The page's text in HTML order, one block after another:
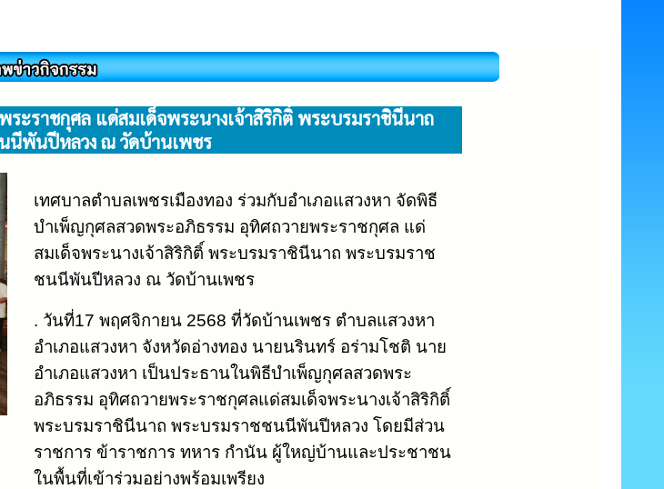
ะราชกุศล แด่สมเด็จพระนางเจ้าสิริกิติ์ พระบรมราชินีนาถ
นีพันปีหลวง ณ วัดบ้านเพชร
เทศบาลตำบลเพชรเมืองทอง ร่วมกับอำเภอแสวงหา จัดพิธี
บำเพ็ญกุศลสวดพระอภิธรรม อุทิศถวายพระราชกุศล แด่
สมเด็จพระนางเจ้าสิริกิติ์ พระบรมราชินีนาถ พระบรมราช
ชนนีพันปีหลวง ณ วัดบ้านเพชร
. วันที่17 พฤศจิกายน 2568 ที่วัดบ้านเพชร ตำบลแสวงหา
อำเภอแสวงหา จังหวัดอ่างทอง นายนรินทร์ อร่ามโชติ นาย
อำเภอแสวงหา เป็นประธานในพิธีบำเพ็ญกุศลสวดพระ
อภิธรรม อุทิศถวายพระราชกุศลแด่สมเด็จพระนางเจ้าสิริกิติ์
พระบรมราชินีนาถ พระบรมราชชนนีพันปีหลวง โดยมีส่วน
ราชการ ข้าราชการ ทหาร กำนัน ผู้ใหญ่บ้านและประชาชน
ในพื้นที่เข้าร่วมอย่างพร้อมเพรียง